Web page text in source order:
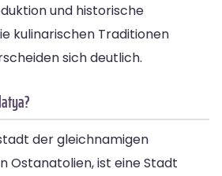
und historische
kulinarischen Traditionen
sich deutlich.
der gleichnamigen
Ostanatolien, ist eine Stadt